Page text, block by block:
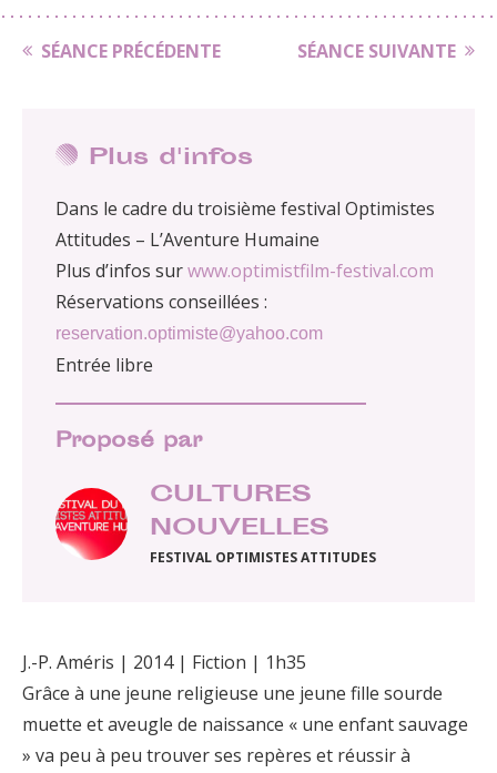
SÉANCE PRÉCÉDENTE SÉANCE SUIVANTE
Plus d'infos
Dans le cadre du troisième festival Optimistes
Attitudes – L’Aventure Humaine
Plus d’infos surwww.optimistfilm-festival.com
Réservations conseillées :
reservation.optimiste@yahoo.com
Entrée libre
Proposé par
CULTURES
NOUVELLES
FESTIVAL OPTIMISTES ATTITUDES
J.-P. Améris | 2014 | Fiction | 1h35
Grâce à une jeune religieuse une jeune fille sourde
muette et aveugle de naissance « une enfant sauvage
» va peu à peu trouver ses repères et réussir à